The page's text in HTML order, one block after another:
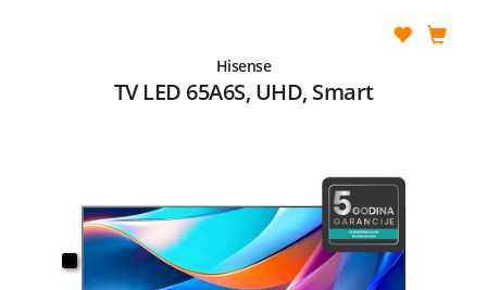
Hisense
TV LED 65A6S, UHD, Smart